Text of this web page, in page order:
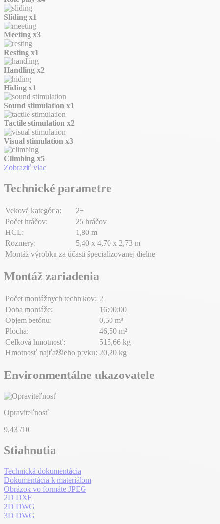
Sliding x1
Meeting x3
Resting x1
Handling x2
Hiding x1
Sound stimulation x1
Tactile stimulation x2
Visual stimulation x3
Climbing x5
Zobraziť viac
Technické parametre
Veková kategória:
2+
Počet hráčov:
25 hráčov
HCL:
1,80 m
Rozmery:
5,40 x 4,70 x 2,73 m
Montáž výrobku za účasti špecializovanej dielne
Montáž zariadenia
Počet montážnych technikov: 2
Doba montáže:
16:00:00
Objem betónu:
0,50 m³
Plocha:
46,50 m²
Celková hmotnosť:
515,66 kg
Hmotnosť najťažšieho prvku: 20,20 kg
Environmentálne ukazovatele
Opraviteľnosť
9,43 /10
Stiahnutia
Technická dokumentácia
Dokumentácia k materiálom
Obrázok vo formáte JPEG
2D DXF
2D DWG
3D DWG